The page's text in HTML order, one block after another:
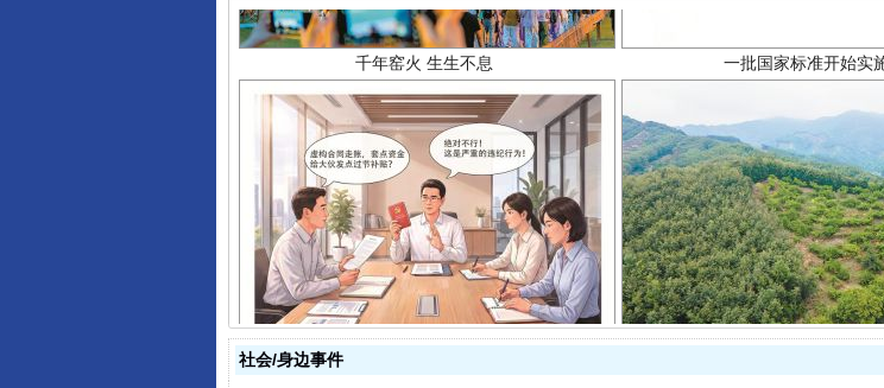
揭开“小金库”的免责幌子 以产业富民促振兴
社会/身边事件